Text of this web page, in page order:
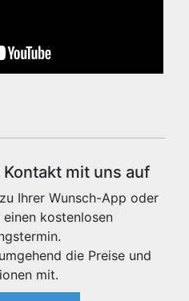
mit uns auf
Ihrer Wunsch-App oder
kostenlosen
die Preise und
mit.